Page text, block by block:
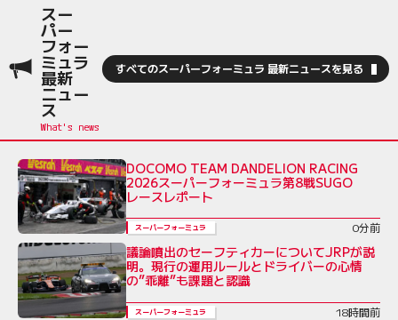
スー
パー
フォー
ミュラ
最新
ニュー
ス
すべてのスーパーフォーミュラ 最新ニュースを見る
DOCOMO TEAM DANDELION RACING
2026スーパーフォーミュラ第8戦SUGO
レースレポート
スーパーフォーミュラ 0分前
議論噴出のセーフティカーについてJRPが説
明。現行の運用ルールとドライバーの心情
の”乖離”も課題と認識
スーパーフォーミュラ 18時間前